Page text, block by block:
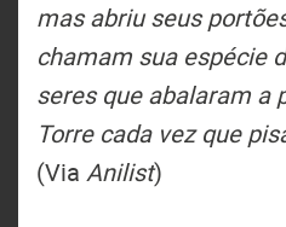
mas abriu seus
chamam sua espécie
seres que abalaram a
Torre cada vez que
(Via Anilist)